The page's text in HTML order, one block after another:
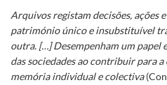
Arquivos registam decisões, ações
património único e insubstituível
outra. […] Desempenham um papel
das sociedades ao contribuir para
memória individual e colectiva